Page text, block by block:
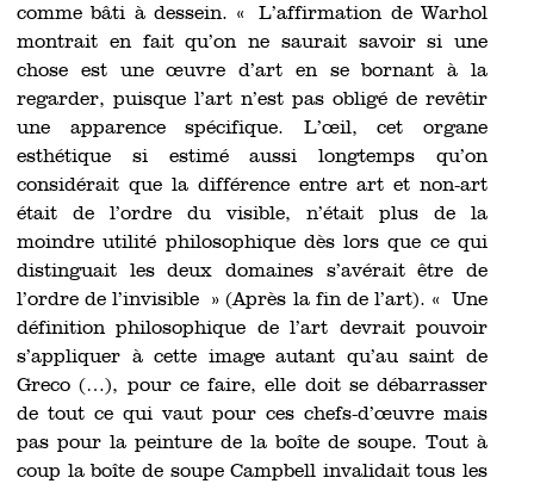
comme bâti à dessein. « L’affirmation de Warhol
montrait en fait qu’on ne saurait savoir si une
chose est une œuvre d’art en se bornant à la
regarder, puisque l’art n’est pas obligé de revêtir
une apparence spécifique. L’œil, cet organe
esthétique si estimé aussi longtemps qu’on
considérait que la différence entre art et non-art
était de l’ordre du visible, n’était plus de la
moindre utilité philosophique dès lors que ce qui
distinguait les deux domaines s’avérait être de
l’ordre de l’invisible » (Après la fin de l’art). « Une
définition philosophique de l’art devrait pouvoir
s’appliquer à cette image autant qu’au saint de
Greco (…), pour ce faire, elle doit se débarrasser
de tout ce qui vaut pour ces chefs-d’œuvre mais
pas pour la peinture de la boîte de soupe. Tout à
coup la boîte de soupe Campbell invalidait tous les